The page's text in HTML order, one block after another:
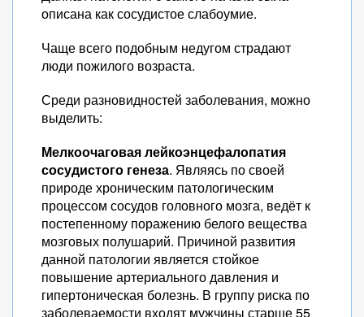
описана как сосудистое слабоумие.
Чаще всего подобным недугом страдают
люди пожилого возраста.
Среди разновидностей заболевания, можно
выделить:
Мелкоочаговая лейкоэнцефалопатия
сосудистого генеза. Являясь по своей
природе хроническим патологическим
процессом сосудов головного мозга, ведёт к
постепенному поражению белого вещества
мозговых полушарий. Причиной развития
данной патологии является стойкое
повышение артериального давления и
гипертоническая болезнь. В группу риска по
заболеваемости входят мужчины старше 55